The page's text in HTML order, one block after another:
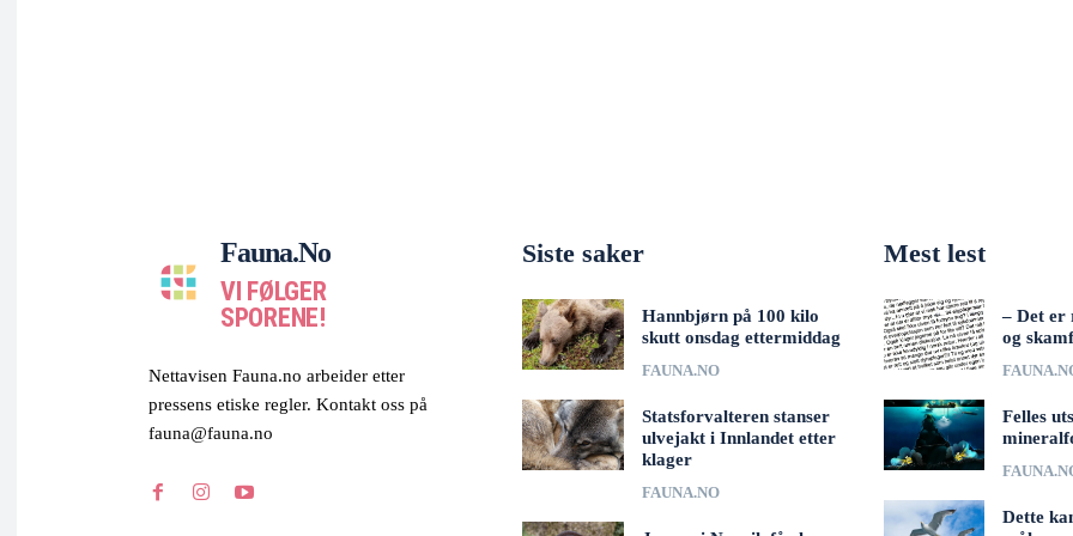
Fauna.no
VI FØLGER
SPORENE!
Nettavisen Fauna.no arbeider etter
pressens etiske regler. Kontakt oss på
fauna@fauna.no
Siste saker
Hannbjørn på 100 kilo
skutt onsdag ettermiddag
FAUNA.NO
Statsforvalteren stanser
ulvejakt i Innlandet etter
klager
FAUNA.NO
Mest lest
– Det er
og
Felles
Dette